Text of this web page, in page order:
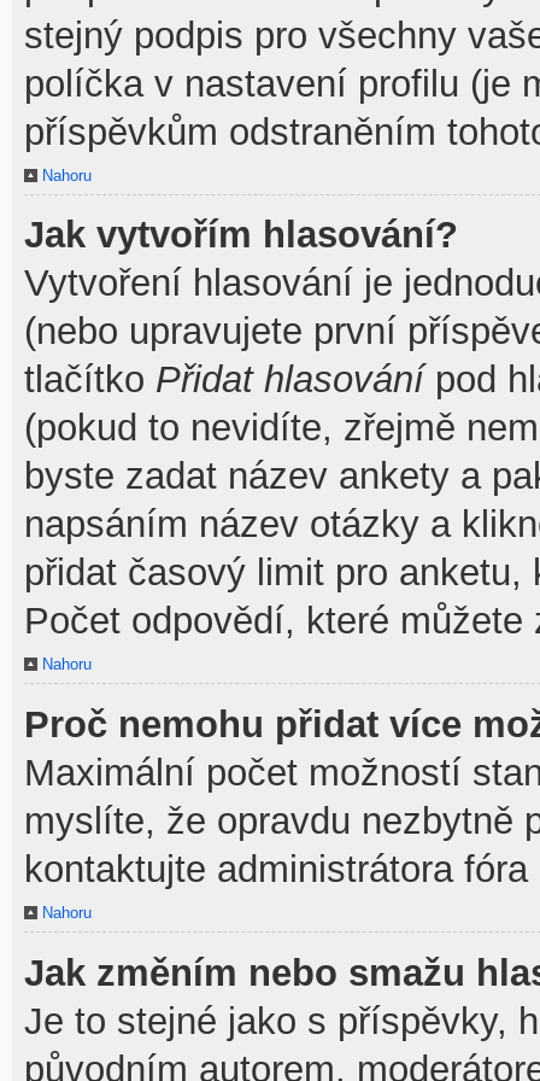
stejný podpis pro všechny
políčka v nastavení profilu (je
příspěvkům odstraněním
Nahoru
Jak vytvořím hlasování?
Vytvoření hlasování je
(nebo upravujete první
tlačítko Přidat hlasovánípod
(pokud to nevidíte, zřejmě
byste zadat název ankety a
napsáním název otázky a
přidat časový limit pro
Počet odpovědí, které
Nahoru
Proč nemohu přidat více
Maximální počet možností
myslíte, že opravdu nezbytně
kontaktujte administrátora
Nahoru
Jak změním nebo smažu
Je to stejné jako s příspěvky,
původním autorem,